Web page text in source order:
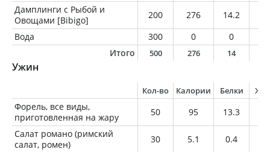
Дамплинги с Рыбой и
Овощами [Bibigo]
200 276 14.2
Вода
300 0 0
Итого
500 276 14
Ужин
Кол-во Калории Белки
Форель, все виды,
приготовленная на жару
50 95 13.3
Салат романо (римский
салат, ромен)
30 5.1 0.4